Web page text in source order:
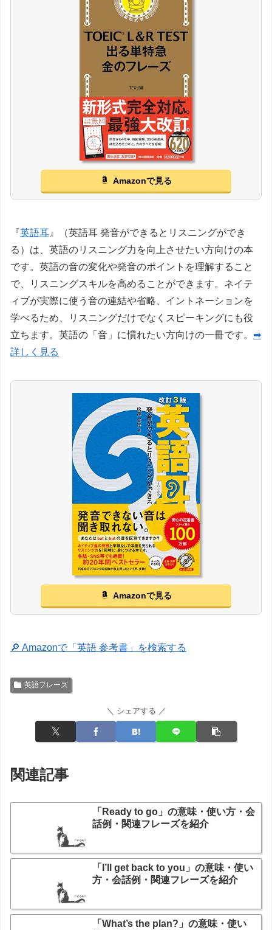
Amazonで見る
『英語耳 』（英語耳 発音ができるとリスニングができ
る）は、英語のリスニング力を向上させたい方向けの本
です。英語の音の変化や発音のポイントを理解すること
で、リスニングスキルを高めることができます。ネイテ
ィブが実際に使う音の連結や省略、イントネーションを
学べるため、リスニングだけでなくスピーキングにも役
立ちます。英語の「音」に慣れたい方向けの一冊です。 ➡
詳しく見る
Amazonで見る
🔎 Amazonで「英語 参考書」を検索する
英語フレーズ
＼ シェアする ／
関連記事
「Ready to go」の意味・使い方・会
話例・関連フレーズを紹介
「I’ll get back to you」の意味・使い
方・会話例・関連フレーズを紹介
「What’s the plan?」の意味・使い